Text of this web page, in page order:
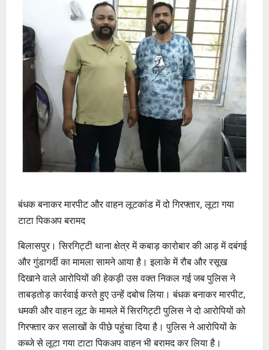
बंधक बनाकर मारपीट और वाहन लूटकांड में दो गिरफ्तार, लूटा गया
टाटा पिकअप बरामद
बिलासपुर। सिरगिट्टी थाना क्षेत्र में कबाड़ कारोबार की आड़ में दबंगई
और गुंडागर्दी का मामला सामने आया है। इलाके में रौब और रसूख
दिखाने वाले आरोपियों की हेकड़ी उस वक्त निकल गई जब पुलिस ने
ताबड़तोड़ कार्रवाई करते हुए उन्हें दबोच लिया। बंधक बनाकर मारपीट,
धमकी और वाहन लूट के मामले में सिरगिट्टी पुलिस ने दो आरोपियों को
गिरफ्तार कर सलाखों के पीछे पहुंचा दिया है। पुलिस ने आरोपियों के
कब्जे से लूटा गया टाटा पिकअप वाहन भी बरामद कर लिया है।